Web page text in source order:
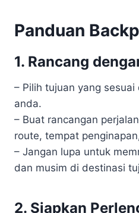
Panduan
1. Rancang
– Pilih tujuan yang
anda.
– Buat rancangan
route, tempat
– Jangan lupa untuk
dan musim di destinasi
2. Siapkan